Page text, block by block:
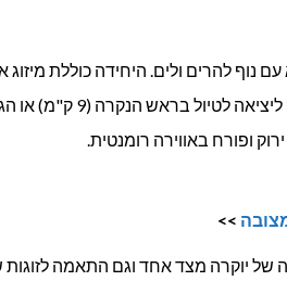
נוף להרים ולים. היחידה כוללת מיזוג
ופורח באווירה רומנטית.
>>
של יוקרה מצד אחד וגם התאמה